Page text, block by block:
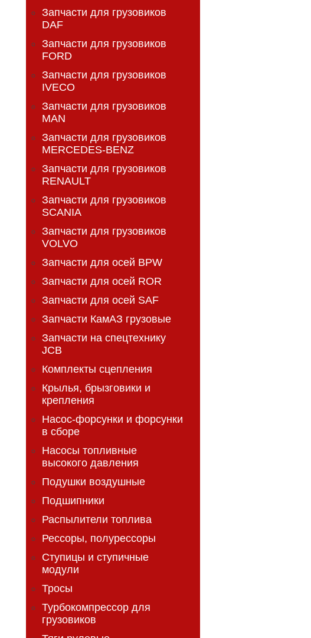
Запчасти для грузовиков
DAF
Запчасти для грузовиков
FORD
Запчасти для грузовиков
IVECO
Запчасти для грузовиков
MAN
Запчасти для грузовиков
MERCEDES-BENZ
Запчасти для грузовиков
RENAULT
Запчасти для грузовиков
SCANIA
Запчасти для грузовиков
VOLVO
Запчасти для осей BPW
Запчасти для осей ROR
Запчасти для осей SAF
Запчасти КамАЗ грузовые
Запчасти на спецтехнику
JCB
Комплекты сцепления
Крылья, брызговики и
крепления
Насос-форсунки и форсунки
в сборе
Насосы топливные
высокого давления
Подушки воздушные
Подшипники
Распылители топлива
Рессоры, полурессоры
Ступицы и ступичные
модули
Тросы
Турбокомпрессор для
грузовиков